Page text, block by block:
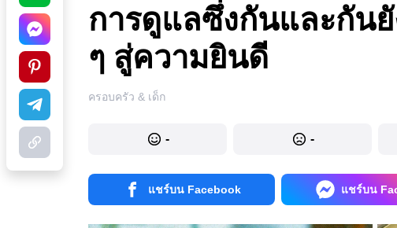
การดูแลซึ่งกันและกันยั
ๆ สู่ความยินดี
ครอบครัว & เด็ก
- -
แชร์บน Facebook แชร์บน